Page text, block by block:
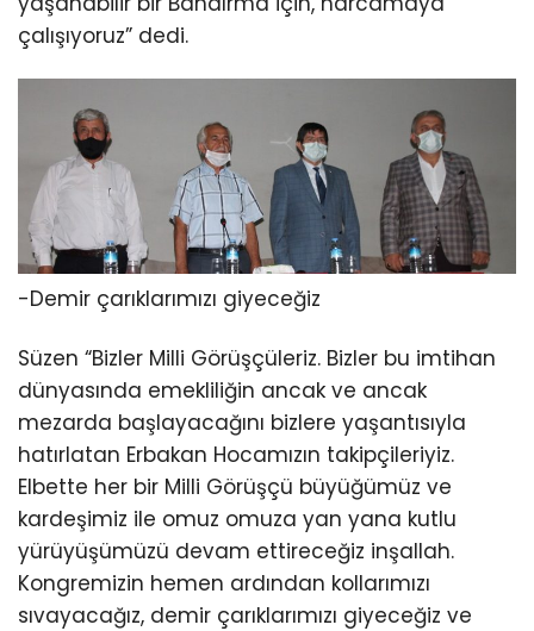
çalışıyoruz” dedi.
-Demir çarıklarımızı giyeceğiz
Süzen “Bizler Milli Görüşçüleriz. Bizler bu imtihan
dünyasında emekliliğin ancak ve ancak
mezarda başlayacağını bizlere yaşantısıyla
hatırlatan Erbakan Hocamızın takipçileriyiz.
Elbette her bir Milli Görüşçü büyüğümüz ve
kardeşimiz ile omuz omuza yan yana kutlu
yürüyüşümüzü devam ettireceğiz inşallah.
Kongremizin hemen ardından kollarımızı
sıvayacağız, demir çarıklarımızı giyeceğiz ve